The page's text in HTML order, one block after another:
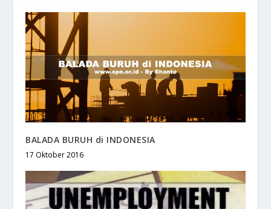
BALADA BURUH di INDONESIA
17 Oktober 2016